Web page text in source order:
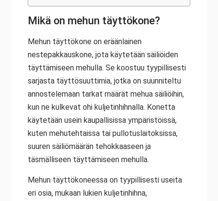
Mikä on mehun täyttökone?
Mehun täyttökone on eräänlainen
nestepakkauskone, jota käytetään säiliöiden
täyttämiseen mehulla. Se koostuu tyypillisesti
sarjasta täyttösuuttimia, jotka on suunniteltu
annostelemaan tarkat määrät mehua säiliöihin,
kun ne kulkevat ohi kuljetinhihnalla. Konetta
käytetään usein kaupallisissa ympäristöissä,
kuten mehutehtaissa tai pullotuslaitoksissa,
suuren säiliömäärän tehokkaaseen ja
täsmälliseen täyttämiseen mehulla.
Mehun täyttökoneessa on tyypillisesti useita
eri osia, mukaan lukien kuljetinhihna,